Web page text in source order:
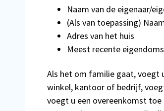
Naam van de eigenaar/
(Als van toepassing)
Adres van het huis
Meest recente
Als het om familie gaat, voegt
winkel, kantoor of bedrijf,
voegt u een overeenkomst